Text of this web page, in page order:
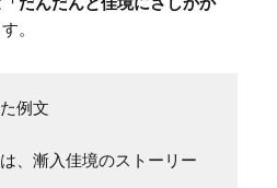
。
例文
、漸入佳境のストーリー